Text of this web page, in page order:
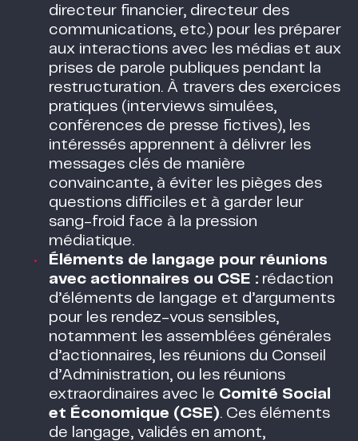
directeur financier, directeur des
communications, etc.) pour les préparer
aux interactions avec les médias et aux
prises de parole publiques pendant la
restructuration. À travers des exercices
pratiques (interviews simulées,
conférences de presse fictives), les
intéressés apprennent à délivrer les
messages clés de manière
convaincante, à éviter les pièges des
questions difficiles et à garder leur
sang-froid face à la pression
médiatique.
Éléments de langage pour réunions
avec actionnaires ou CSE :rédaction
d’éléments de langage et d’arguments
pour les rendez-vous sensibles,
notamment les assemblées générales
d’actionnaires, les réunions du Conseil
d’Administration, ou les réunions
extraordinaires avec le Comité Social
et Économique (CSE). Ces éléments
de langage, validés en amont,